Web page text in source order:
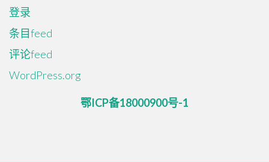
登录
条目feed
评论feed
WordPress.org
鄂ICP备18000900号-1